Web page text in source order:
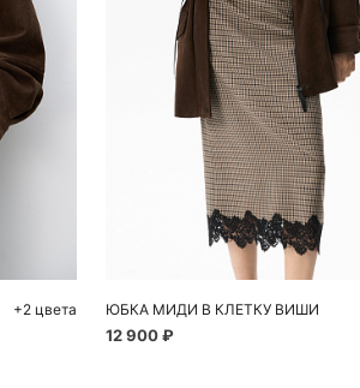
+2 цвета
Добавить в
42
ЮБКА МИДИ В КЛЕТКУ ВИШИ
12 900 ₽